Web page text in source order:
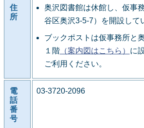
住
所
奥沢図書館は休館し、仮事
谷区奥沢3-5-7）を開設して
ブックポストは仮事務所と
１階（案内図はこちら） に
ご利用ください。
電
話
番
号
03-3720-2096